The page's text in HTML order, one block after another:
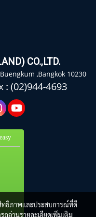
CO.,LTD.
,Bangkok 10230
: (02)944-4693
ทธิภาพและประสบการณ์ที่ดี
ถอ่านรายละเอียดเพิ่มเติม